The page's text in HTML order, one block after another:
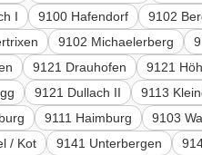
I
9100 Hafendorf 9102
9102 Michaelerberg
9121 Drauhofen 9121
9121 Dullach II 9113
9111 Haimburg 9103
/ Kot
9141 Unterbergen